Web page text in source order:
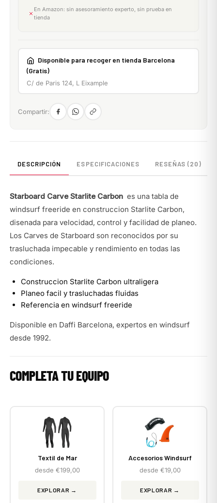
En Amazon: sin asesoramiento experto, sin prueba en
tienda
Disponible para recoger en tienda Barcelona
(Gratis)
C/ de Paris 124, L Eixample
Compartir:
DESCRIPCIÓN ESPECIFICACIONES RESEÑAS (20)
Starboard Carve Starlite Carbon es una tabla de
windsurf freeride en construccion Starlite Carbon,
disenada para velocidad, control y facilidad de planeo.
Los Carves de Starboard son reconocidos por su
trasluchada impecable y rendimiento en todas las
condiciones.
Construccion Starlite Carbon ultraligera
Planeo facil y trasluchadas fluidas
Referencia en windsurf freeride
Disponible en Daffi Barcelona, expertos en windsurf
desde 1992.
COMPLETA TU EQUIPO
Textil de Mar
desde €199,00
EXPLORAR →
Accesorios Windsurf
desde €19,00
EXPLORAR →